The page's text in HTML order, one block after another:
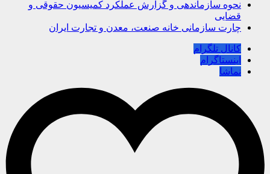
نحوه سازماندهی و گزارش عملکرد کمیسیون حقوقی و
قضایی
چارت سازمانی خانه صنعت، معدن و تجارت ایران
کانال تلگرام
اینستاگرام
نماشا